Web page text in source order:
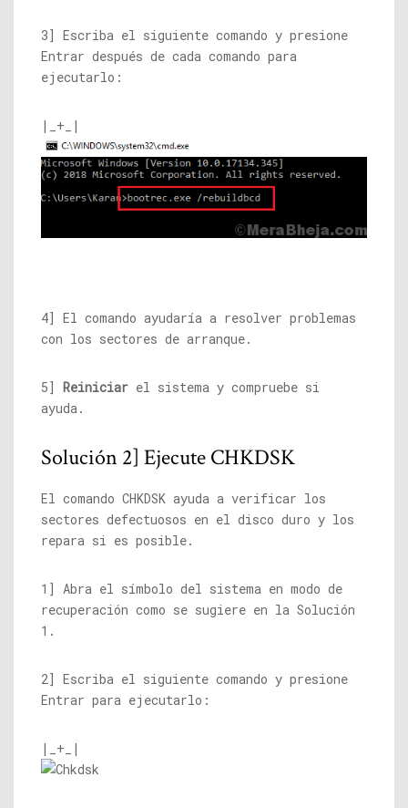
3] Escriba el siguiente comando y presione
Entrar después de cada comando para
ejecutarlo:
|_+_|
4] El comando ayudaría a resolver problemas
con los sectores de arranque.
5] Reiniciar el sistema y compruebe si
ayuda.
Solución 2] Ejecute CHKDSK
El comando CHKDSK ayuda a verificar los
sectores defectuosos en el disco duro y los
repara si es posible.
1] Abra el símbolo del sistema en modo de
recuperación como se sugiere en la Solución
1.
2] Escriba el siguiente comando y presione
Entrar para ejecutarlo:
|_+_|